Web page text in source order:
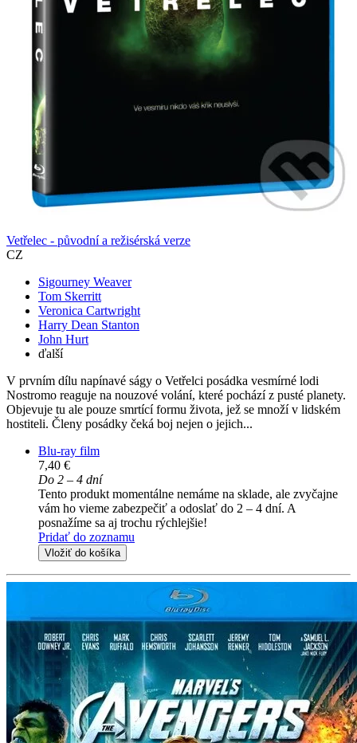
Vetřelec - původní a režisérská verze
CZ
Sigourney Weaver
Tom Skerritt
Veronica Cartwright
Harry Dean Stanton
John Hurt
ďalší
V prvním dílu napínavé ságy o Vetřelci posádka vesmírné lodi
Nostromo reaguje na nouzové volání, které pochází z pusté planety.
Objevuje tu ale pouze smrtící formu života, jež se množí v lidském
hostiteli. Členy posádky čeká boj nejen o jejich...
Blu-ray film
7,40 €
Do 2 – 4 dní
Tento produkt momentálne nemáme na sklade, ale zvyčajne
vám ho vieme zabezpečiť a odoslať do 2 – 4 dní. A
posnažíme sa aj trochu rýchlejšie!
Pridať do zoznamu
Vložiť do košíka